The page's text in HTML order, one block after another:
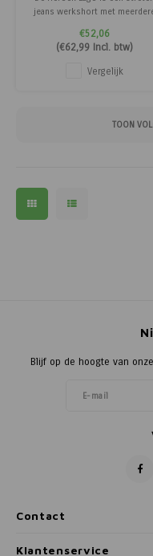
jeans werkshort met
voor ultiem draagcomfort en
functionaliteit.
€52,06
(€62,99 Incl. btw)
Vergelijk
TOON
Contact
Blijf op de hoogte van
Klantenservice